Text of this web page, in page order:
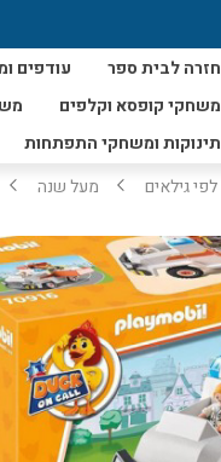
חזרה לבית ספר עודפים
משחקי קופסא וקלפים
תינוקות ומשחקי התפתחות
לפי גילאים מעל שנה